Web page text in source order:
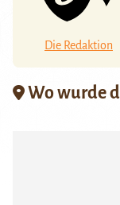
Die Redaktion
Wo wurde